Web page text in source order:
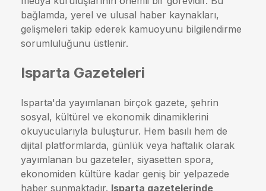
bağlamda, yerel ve ulusal haber kaynakları,
gelişmeleri takip ederek kamuoyunu bilgilendirme
sorumluluğunu üstlenir.
Isparta Gazeteleri
Isparta'da yayımlanan birçok gazete, şehrin
sosyal, kültürel ve ekonomik dinamiklerini
okuyucularıyla buluşturur. Hem basılı hem de
dijital platformlarda, günlük veya haftalık olarak
yayımlanan bu gazeteler, siyasetten spora,
ekonomiden kültüre kadar geniş bir yelpazede
haber sunmaktadır. Isparta gazetelerinde